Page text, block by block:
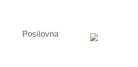
Posilovna